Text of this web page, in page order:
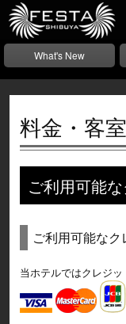
What's New
料金・客
ご利用可能
ご利用可能な
当ホテルではクレジッ